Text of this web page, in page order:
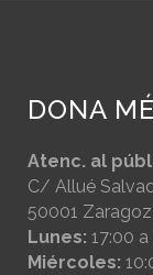
DONA
Atenc. al
C/ Allué
50001
Lunes: 17:00 a
Miércoles: